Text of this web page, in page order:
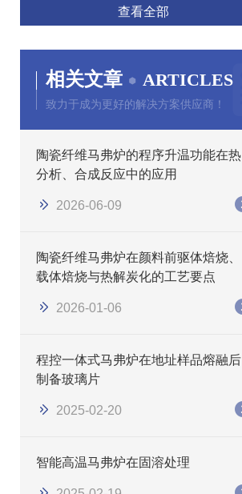
查看全部
相关文章 ARTICLES
致力于成为更好的解决方案供应商！
陶瓷纤维马弗炉的程序升温功能在热
分析、合成反应中的应用
2026-06-09
陶瓷纤维马弗炉在颜料前驱体焙烧、
载体焙烧与热解炭化的工艺要点
2026-01-06
程控一体式马弗炉在地址样品熔融后
制备玻璃片
2025-02-20
智能高温马弗炉在固溶处理